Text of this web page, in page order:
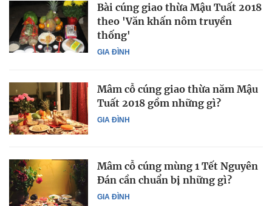
GIA ĐÌNH
Bài cúng giao thừa Mậu Tuất 2018
theo 'Văn khấn nôm truyền
thống'
GIA ĐÌNH
Mâm cỗ cúng giao thừa năm Mậu
Tuất 2018 gồm những gì?
GIA ĐÌNH
Mâm cỗ cúng mùng 1 Tết Nguyên
Đán cần chuẩn bị những gì?